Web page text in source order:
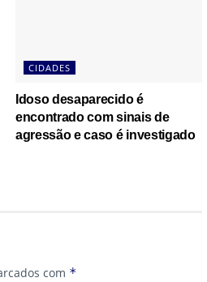
CIDADES
Idoso desaparecido é
encontrado com sinais de
agressão e caso é investigado
com *